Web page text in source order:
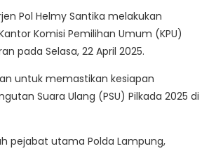
Pol Helmy Santika melakukan
Komisi Pemilihan Umum (KPU)
pada Selasa, 22 April 2025.
untuk memastikan kesiapan
Suara Ulang (PSU) Pilkada 2025 di
pejabat utama Polda Lampung,